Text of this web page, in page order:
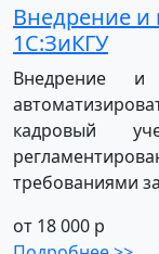
Внедрение и
1С:ЗиКГУ
Внедрение и
кадровый
требованиями
от 18 000 р